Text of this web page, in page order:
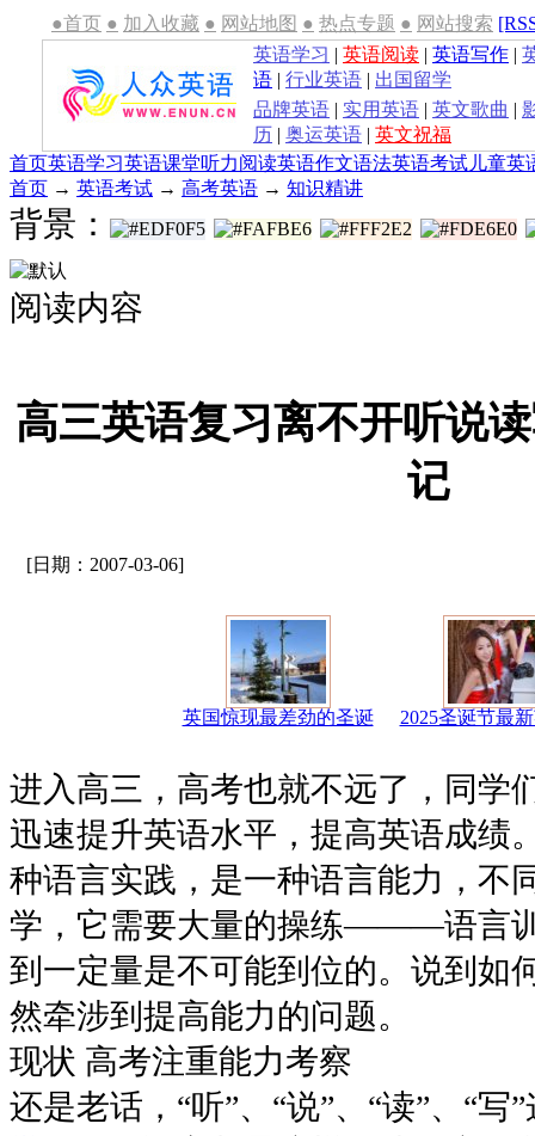
●首页 ● 加入收藏 ● 网站地图 ● 热点专题 ● 网站搜索
英语学习 | 英语阅读 | 英语写作 |
语 | 行业英语 | 出国留学
品牌英语 | 实用英语 | 英文歌曲 |
历 | 奥运英语 | 英文祝福
首页英语学习英语课堂听力阅读英语作文语法英语考试 儿童英
首页 → 英语考试 → 高考英语 → 知识精讲
背景：
阅读内容
高三英语复习离不开听说
记
[日期：2007-03-06]
英国惊现最差劲的圣诞 2025圣诞节最
进入高三，高考也就不远了，同学
迅速提升英语水平，提高英语成绩
种语言实践，是一种语言能力，不
学，它需要大量的操练———语言
到一定量是不可能到位的。说到如
然牵涉到提高能力的问题。
现状 高考注重能力考察
还是老话，“听”、“说”、“读”、“写